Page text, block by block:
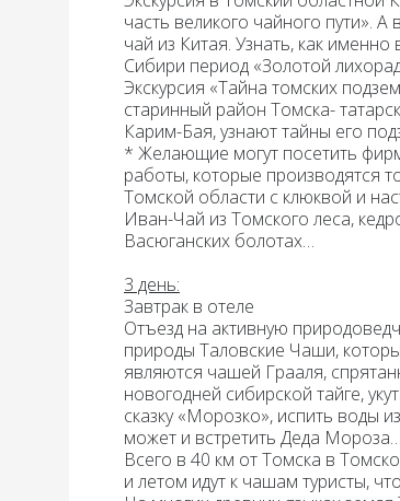
часть великого чайного пути». А
чай из Китая. Узнать, как
Сибири период «Золотой
Экскурсия «Тайна томских
старинный район Томска-
Карим-Бая, узнают тайны его
* Желающие могут посетить
работы, которые производятся
Томской области с клюквой и
Иван-Чай из Томского леса,
Васюганских болотах…
3 день:
Завтрак в отеле
Отъезд на активную
природы Таловские Чаши,
являются чашей Грааля,
новогодней сибирской тайге,
сказку «Морозко», испить воды
может и встретить Деда
Всего в 40 км от Томска в
и летом идут к чашам туристы,